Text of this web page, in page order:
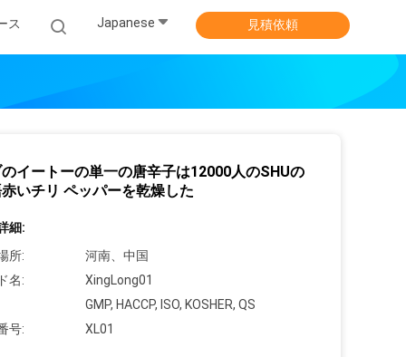
ス Japanese 見積依頼
イートーの単一の唐辛子は12000人のSHUの
いチリ ペッパーを乾燥した
細:
所:
河南、中国
名:
XingLong01
GMP, HACCP, ISO, KOSHER, QS
号:
XL01